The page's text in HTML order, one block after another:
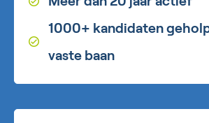
1000+ kandidaten
vaste baan